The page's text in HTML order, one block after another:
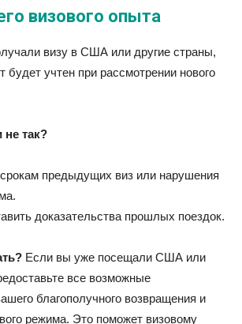
визового опыта
визу в США или другие страны,
будет учтен при рассмотрении нового
не так?
предыдущих виз или нарушения
доказательства прошлых поездок.
Если вы уже посещали США или
все возможные
благополучного возвращения и
режима. Это поможет визовому